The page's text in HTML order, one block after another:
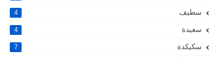
سطيف 4
سعيدة 4
سكيكدة 7